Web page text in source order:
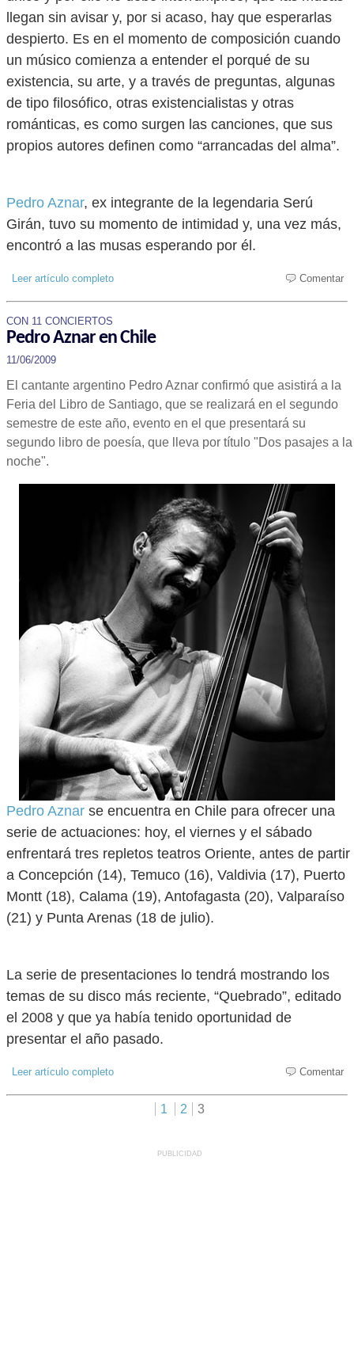
llegan sin avisar y, por si acaso, hay que esperarlas
despierto. Es en el momento de composición cuando
un músico comienza a entender el porqué de su
existencia, su arte, y a través de preguntas, algunas
de tipo filosófico, otras existencialistas y otras
románticas, es como surgen las canciones, que sus
propios autores definen como “arrancadas del alma”.
Pedro Aznar, ex integrante de la legendaria Serú
Girán, tuvo su momento de intimidad y, una vez más,
encontró a las musas esperando por él.
Leer artículo completo Comentar
CON 11 CONCIERTOS
Pedro Aznar en Chile
11/06/2009
El cantante argentino Pedro Aznar confirmó que asistirá a la
Feria del Libro de Santiago, que se realizará en el segundo
semestre de este año, evento en el que presentará su
segundo libro de poesía, que lleva por título "Dos pasajes a la
noche".
Pedro Aznar se encuentra en Chile para ofrecer una
serie de actuaciones: hoy, el viernes y el sábado
enfrentará tres repletos teatros Oriente, antes de partir
a Concepción (14), Temuco (16), Valdivia (17), Puerto
Montt (18), Calama (19), Antofagasta (20), Valparaíso
(21) y Punta Arenas (18 de julio).
La serie de presentaciones lo tendrá mostrando los
temas de su disco más reciente, “Quebrado”, editado
el 2008 y que ya había tenido oportunidad de
presentar el año pasado.
Leer artículo completo Comentar
1 2 3
PUBLICIDAD